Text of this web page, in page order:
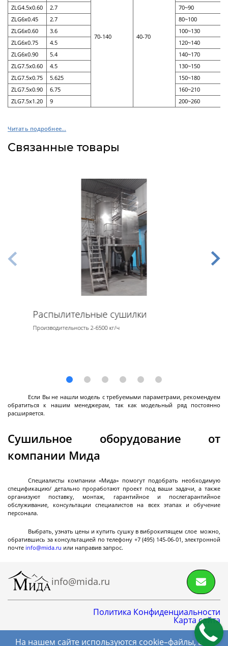
Стальные химические реакторы
Автоклавы высокого давления
Стальные смесители
Вакуумно-компрессионный химический
реактор
Высокотемпературный реактор с модулем
Смесители с магнитным приводом
Реакторы высокого давления
Лабораторные стеклянные реакторы с
Пилотные стеклянные реакторы с рубашкой
Стеклянные реакторы с нагревательной
Стеклянные сепараторы
Системы PH - контроля (PH-метры)
Эмалированные ёмкости
Реакторы эмалированные цельносварные
до 10 м3
Реакторы эмалированные разъемные объемом
Реакторы эмалированные в
фармацевтическом исполнении
Далее
Фильтры
Стальные лабораторные нутч-фильтры серии
NFS
Стальные промышленные нутч-фильтры серии
Нутч-фильтры серии FD
70-140 40-70
ZLG4.5x0.60
2.7
70~90
ZLG6x0.45
2.7
80~100
ZLG6x0.60
3.6
100~130
ZLG6x0.75
4.5
120~140
ZLG6x0.90
5.4
140~170
ZLG7.5x0.60
4.5
130~150
ZLG7.5x0.75
5.625
150~180
ZLG7.5x0.90
6.75
160~210
ZLG7.5x1.20
9 200~260
Читать подробнее...
Связанные товары
Распылительные сушилки
Производительность 2-6500 кг/ч
Если Вы не нашли модель с требуемыми параметрами, рекомендуем
обратиться к нашим менеджерам, так как модельный ряд постоянно
расширяется.
Сушильное оборудование от
компании Мида
Специалисты компании «Мида» помогут подобрать необходимую
спецификацию/ детально проработают проект под ваши задачи, а также
организуют поставку, монтаж, гарантийное и послегарантийное
обслуживание, консультации специалистов на всех этапах и обучение
персонала.
Выбрать, узнать цены и купить сушку в виброкипящем слое можно,
обратившись за консультацией по телефону +7 (495) 145-06-01, электронной
почте info@mida.ru или направив запрос.
info@mida.ru
Политика Конфиденциальности
Карта сайта
На нашем сайте используются cookie–файлы, в